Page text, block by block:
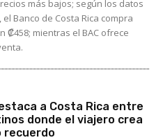
más bajos; según los datos
Banco de Costa Rica compra
₡458; mientras el BAC ofrece
a Costa Rica entre
donde el viajero crea
recuerdo